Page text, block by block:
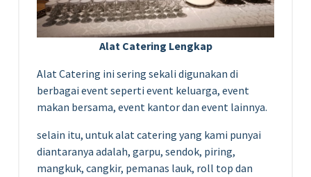
Alat Catering Lengkap
Alat Catering ini sering sekali digunakan di
berbagai event seperti event keluarga, event
makan bersama, event kantor dan event lainnya.
selain itu, untuk alat catering yang kami punyai
diantaranya adalah, garpu, sendok, piring,
mangkuk, cangkir, pemanas lauk, roll top dan